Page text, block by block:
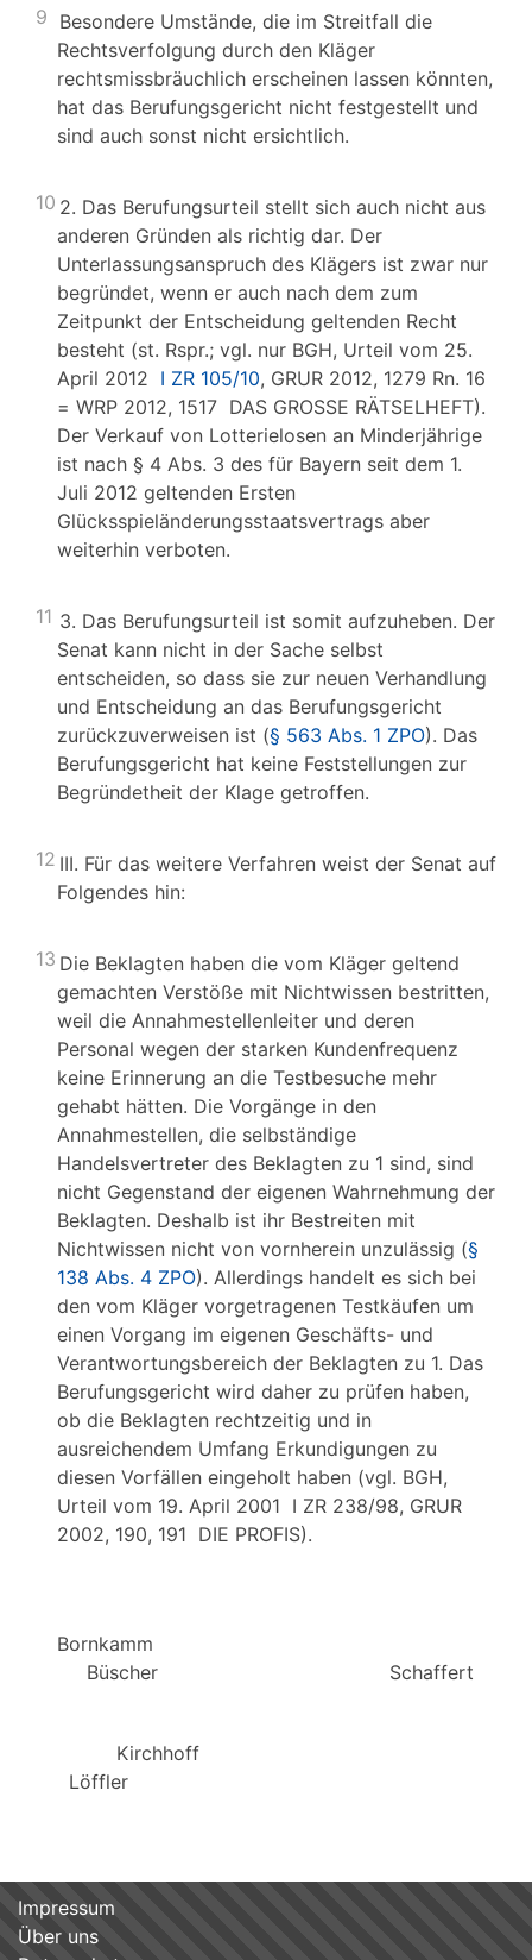
9 Besondere Umstände, die im Streitfall die
Rechtsverfolgung durch den Kläger
rechtsmissbräuchlich erscheinen lassen könnten,
hat das Berufungsgericht nicht festgestellt und
sind auch sonst nicht ersichtlich.
10 2. Das Berufungsurteil stellt sich auch nicht aus
anderen Gründen als richtig dar. Der
Unterlassungsanspruch des Klägers ist zwar nur
begründet, wenn er auch nach dem zum
Zeitpunkt der Entscheidung geltenden Recht
besteht (st. Rspr.; vgl. nur BGH, Urteil vom 25.
April 2012 I ZR 105/10, GRUR 2012, 1279 Rn. 16
= WRP 2012, 1517 DAS GROSSE RÄTSELHEFT).
Der Verkauf von Lotterielosen an Minderjährige
ist nach § 4 Abs. 3 des für Bayern seit dem 1.
Juli 2012 geltenden Ersten
Glücksspieländerungsstaatsvertrags aber
weiterhin verboten.
11 3. Das Berufungsurteil ist somit aufzuheben. Der
Senat kann nicht in der Sache selbst
entscheiden, so dass sie zur neuen Verhandlung
und Entscheidung an das Berufungsgericht
zurückzuverweisen ist (§ 563 Abs. 1 ZPO). Das
Berufungsgericht hat keine Feststellungen zur
Begründetheit der Klage getroffen.
12 III. Für das weitere Verfahren weist der Senat auf
Folgendes hin:
13 Die Beklagten haben die vom Kläger geltend
gemachten Verstöße mit Nichtwissen bestritten,
weil die Annahmestellenleiter und deren
Personal wegen der starken Kundenfrequenz
keine Erinnerung an die Testbesuche mehr
gehabt hätten. Die Vorgänge in den
Annahmestellen, die selbständige
Handelsvertreter des Beklagten zu 1 sind, sind
nicht Gegenstand der eigenen Wahrnehmung der
Beklagten. Deshalb ist ihr Bestreiten mit
Nichtwissen nicht von vornherein unzulässig (§
138 Abs. 4 ZPO). Allerdings handelt es sich bei
den vom Kläger vorgetragenen Testkäufen um
einen Vorgang im eigenen Geschäfts- und
Verantwortungsbereich der Beklagten zu 1. Das
Berufungsgericht wird daher zu prüfen haben,
ob die Beklagten rechtzeitig und in
ausreichendem Umfang Erkundigungen zu
diesen Vorfällen eingeholt haben (vgl. BGH,
Urteil vom 19. April 2001 I ZR 238/98, GRUR
2002, 190, 191 DIE PROFIS).
Bornkamm
Büscher Schaffert
Kirchhoff
Löffler
Impressum
Über uns